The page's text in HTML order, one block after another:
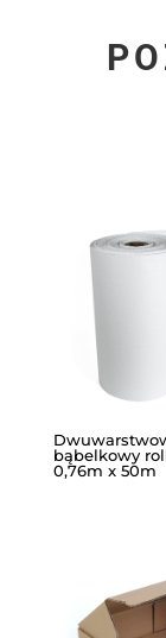
bąbelkowy
0,76m x 50m